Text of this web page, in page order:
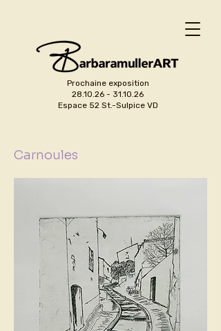
Prochaine exposition
28.10.26 - 31.10.26
Espace 52 St.-Sulpice VD
Carnoules